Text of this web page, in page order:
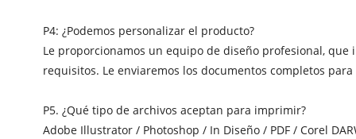
P4: ¿Podemos personalizar el producto?
Le proporcionamos un equipo de diseño profesional,
requisitos. Le enviaremos los documentos completos
P5. ¿Qué tipo de archivos aceptan para imprimir?
Adobe Illustrator / Photoshop / In Diseño / PDF / Corel